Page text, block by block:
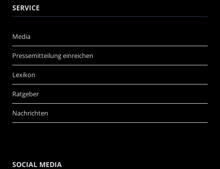
SERVICE
Media
Pressemitteilung einreichen
Lexikon
Ratgeber
Nachrichten
SOCIAL MEDIA